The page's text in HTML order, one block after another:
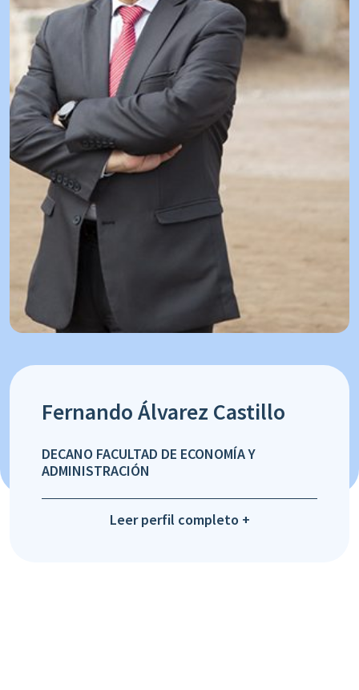
Fernando Álvarez Castillo
DECANO FACULTAD DE ECONOMÍA Y
ADMINISTRACIÓN
Leer perfil completo +